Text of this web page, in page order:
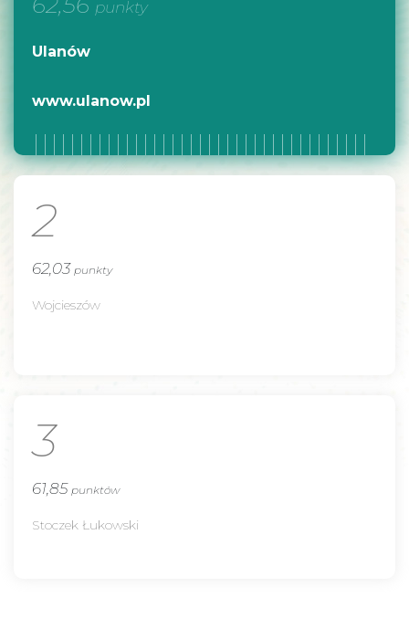
punkty
Ulanów
www.ulanow.pl
2
62,03 punkty
Wojcieszów
3
61,85 punktów
Stoczek Łukowski